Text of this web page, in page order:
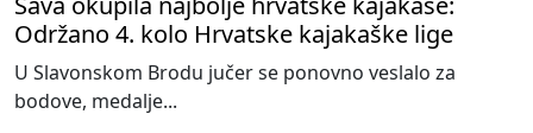
Održano 4. kolo Hrvatske kajakaške lige
U Slavonskom Brodu jučer se ponovno veslalo za
bodove, medalje...